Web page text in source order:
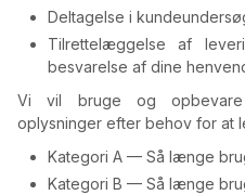
Deltagelse i
Tilrettelæggelse af
besvarelse af dine
Vi vil bruge og opbevare
oplysninger efter behov for at
Kategori A — Så længe
Kategori B — Så længe